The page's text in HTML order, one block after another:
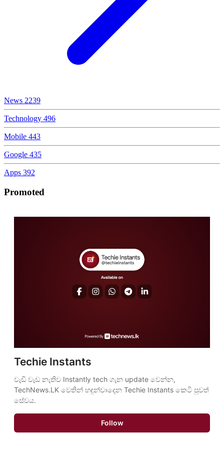
News 2239
Technology 496
Mobile 443
Google 435
Apps 392
Promoted
Techie Instants
වැඩි වැඩ නැතිව Instantly tech ගැන update වෙන්න,
TechNews.LK වෙතින් හඳුන්වාදෙන Techie Instants කෙටි පුවත්
සේවය.
Follow